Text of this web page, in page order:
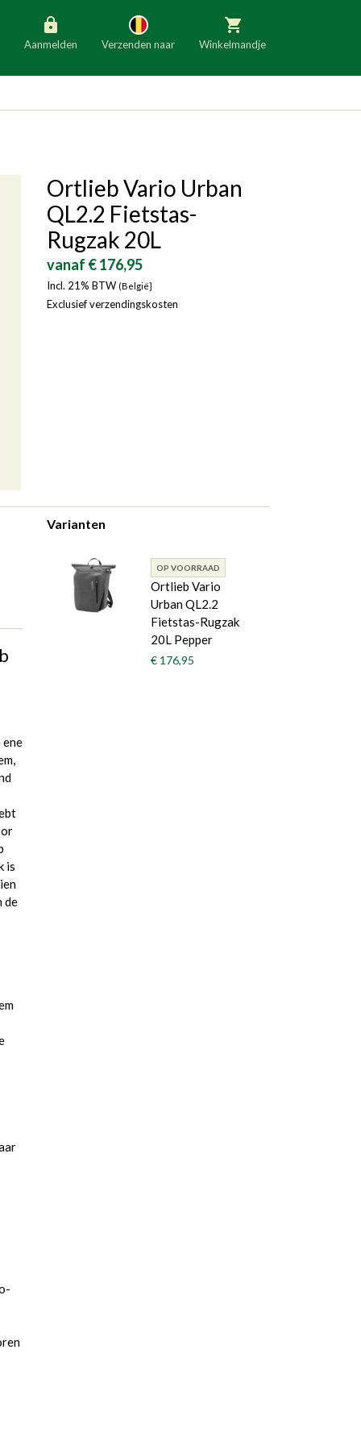
Aanmelden Verzenden naar
Slovenië Italië
Denemarken
Bulgarije
Winkelmandje
Ortlieb Vario Urban
QL2.2 Fietstas-
Rugzak 20L
vanaf € 176,95
Incl. 21% BTW (België}
Exclusief verzendingskosten
ene
is
de
Varianten
OP VOORRAAD
Ortlieb Vario
Urban QL2.2
Fietstas-Rugzak
20L Pepper
€ 176,95